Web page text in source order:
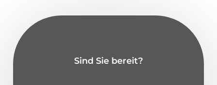
Sind Sie bereit?